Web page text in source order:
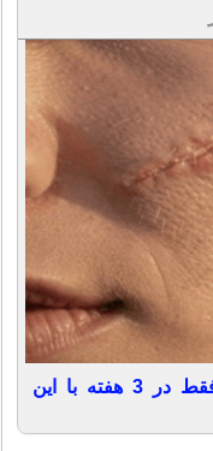
کاهش چشمگیر جای زخم و بخیه فقط در 3 هفته با این